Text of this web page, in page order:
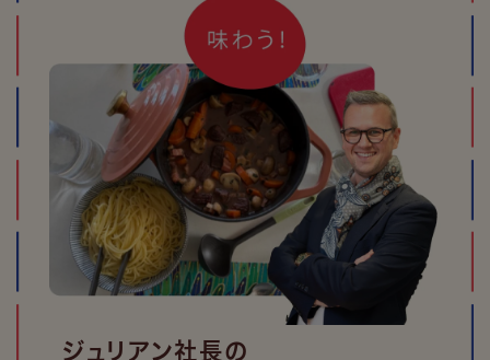
ジュリアン社長の